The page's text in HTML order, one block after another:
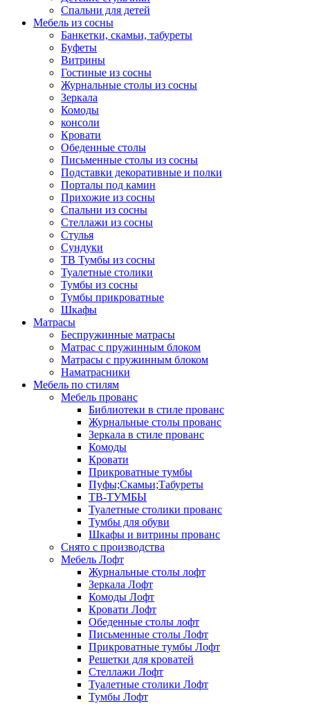
Спальни для детей
Мебель из сосны
Банкетки, скамьи, табуреты
Буфеты
Витрины
Гостиные из сосны
Журнальные столы из сосны
Зеркала
Комоды
консоли
Кровати
Обеденные столы
Письменные столы из сосны
Подставки декоративные и полки
Порталы под камин
Прихожие из сосны
Спальни из сосны
Стеллажи из сосны
Стулья
Сундуки
ТВ Тумбы из сосны
Туалетные столики
Тумбы из сосны
Тумбы прикроватные
Шкафы
Матрасы
Беспружинные матрасы
Матрас с пружинным блоком
Матрасы с пружинным блоком
Наматрасники
Мебель по стилям
Мебель прованс
Библиотеки в стиле прованс
Журнальные столы прованс
Зеркала в стиле прованс
Комоды
Кровати
Прикроватные тумбы
Пуфы;Скамьи;Табуреты
ТВ-ТУМБЫ
Туалетные столики прованс
Тумбы для обуви
Шкафы и витрины прованс
Снято с производства
Мебель Лофт
Журнальные столы лофт
Зеркала Лофт
Комоды Лофт
Кровати Лофт
Обеденные столы лофт
Письменные столы Лофт
Прикроватные тумбы Лофт
Решетки для кроватей
Стеллажи Лофт
Туалетные столики Лофт
Тумбы Лофт